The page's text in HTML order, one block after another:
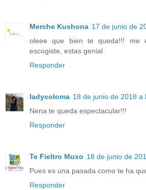
Merche Kushona 17 de junio de
oleee que bien te queda!!! me
escogiste, estas genial
Responder
ladycoloma 18 de junio de 2018 a
Nena te queda espectacular!!!
Responder
Te Fieltro Muxo 18 de junio de
Pues es una pasada como te ha
Responder